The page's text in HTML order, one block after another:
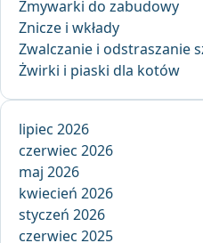
Zmywarki do zabudowy
Znicze i wkłady
Zwalczanie i odstraszanie
Żwirki i piaski dla kotów
lipiec 2026
czerwiec 2026
maj 2026
kwiecień 2026
styczeń 2026
czerwiec 2025